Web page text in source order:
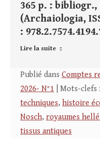
365 p. :
(Archaiologia,
:
Lire la suite
Publié dans Comptes
2026- N°1 | Mots-clefs :
techniques, histoire
Nosch, royaumes
tissus antiques